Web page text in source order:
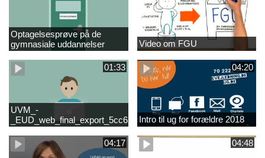
Optagelsesprøve på de
gymnasiale uddannelser
Video om FGU
01:33
UVM_-
04:20
Intro til ug for forældre 2018
04:17 04:48